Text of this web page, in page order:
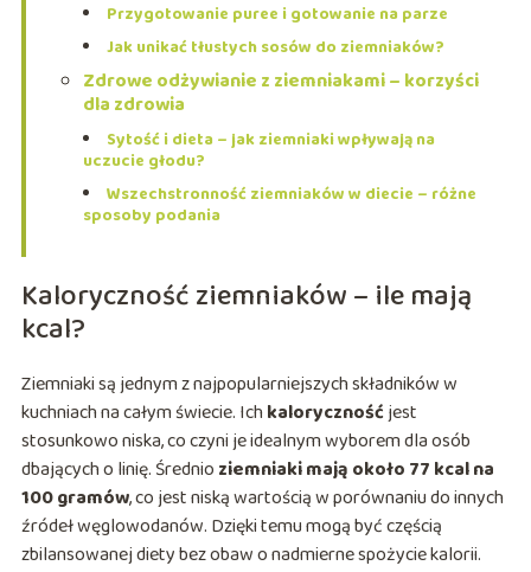
Przygotowanie puree i gotowanie na parze
Jak unikać tłustych sosów do ziemniaków?
Zdrowe odżywianie z ziemniakami – korzyści
dla zdrowia
Sytość i dieta – jak ziemniaki wpływają na
uczucie głodu?
Wszechstronność ziemniaków w diecie – różne
sposoby podania
Kaloryczność ziemniaków – ile mają
kcal?
Ziemniaki są jednym z najpopularniejszych składników w
kuchniach na całym świecie. Ichkalorycznośćjest
stosunkowo niska, co czyni je idealnym wyborem dla osób
dbających o linię. Średnio ziemniaki mają około 77 kcal na
100 gramów, co jest niską wartością w porównaniu do innych
źródeł węglowodanów. Dzięki temu mogą być częścią
zbilansowanej diety bez obaw o nadmierne spożycie kalorii.